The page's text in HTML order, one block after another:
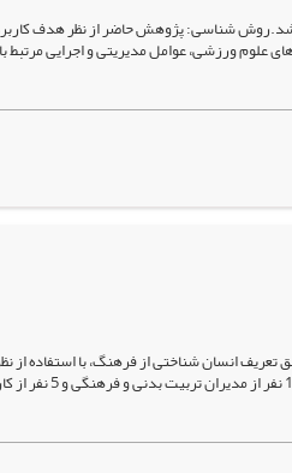
شناسی: پژوهش حاضر از نظر هدف
ورزشی، عوامل مدیریتی و اجرایی مرتبط
انسان شناختی از فرهنگ، با استفاده
است.روش‌شناسی: این مقاله در چارچوب استراتژی